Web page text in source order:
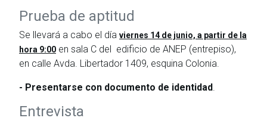
Prueba de aptitud
Se llevará a cabo el día viernes 14 de junio, a partir de la
hora 9:00 en sala C del edificio de ANEP (entrepiso),
en calle Avda. Libertador 1409, esquina Colonia.
- Presentarse con documento de identidad.
Entrevista